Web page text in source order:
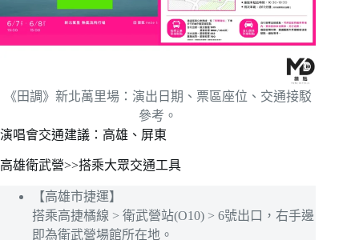
《田調》新北萬里場：演出日期、票區座位、交通接駁
參考。
演唱會交通建議：高雄、屏東
高雄衛武營>>搭乘大眾交通工具
【高雄市捷運】
搭乘高捷橘線 > 衛武營站(O10) > 6號出口，右手邊
即為衛武營場館所在地。